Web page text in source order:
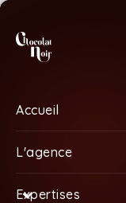
Accueil
L'agence
Expertises
Accueil
L'agence
Expertises